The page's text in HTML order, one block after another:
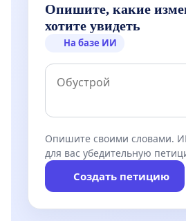
Опишите, какие
хотите увидеть
На базе ИИ
Опишите своими словами.
для вас убедительную
Создать петицию